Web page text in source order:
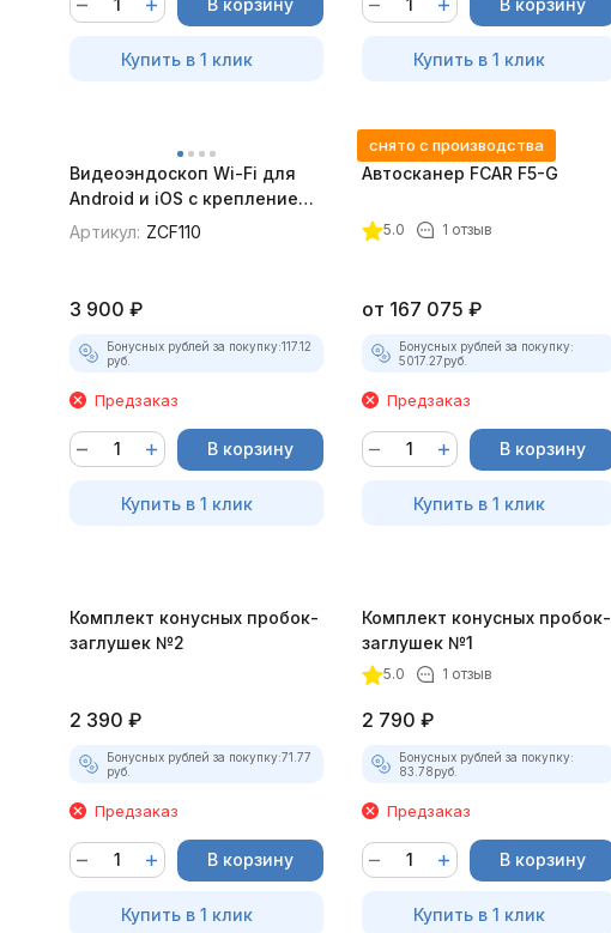
Купить в 1 клик Купить в 1 клик
Видеоэндоскоп Wi-Fi для
Android и iOS с креплением
для смартфона
Артикул: ZCF110
3 900 ₽
Бонусных рублей за покупку:117.12
руб.
Предзаказ
В корзину
Купить в 1 клик
снято с производства
Автосканер FCAR F5-G
5.0 1 отзыв
от 167 075 ₽
Бонусных рублей за покупку:
5017.27руб.
Предзаказ
В корзину
Купить в 1 клик
Комплект конусных пробок-
заглушек №2
2 390 ₽
Бонусных рублей за покупку:71.77
руб.
Предзаказ
В корзину
Купить в 1 клик
Комплект конусных пробок-
заглушек №1
5.0 1 отзыв
2 790 ₽
Бонусных рублей за покупку:
83.78руб.
Предзаказ
В корзину
Купить в 1 клик